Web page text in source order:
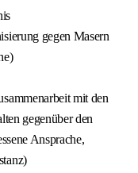
gegen Masern
mit den
gegenüber den
Ansprache,